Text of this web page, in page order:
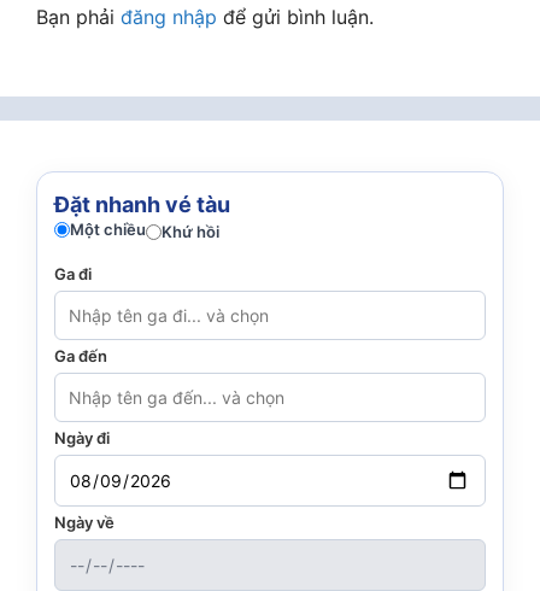
Bạn phải đăng nhập để gửi bình luận.
Đặt nhanh vé tàu
Một chiều Khứ hồi
Ga đi
Ga đến
Ngày đi
Ngày về